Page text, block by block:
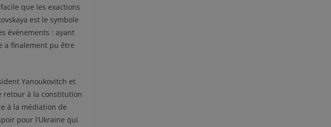
que les exactions
est le symbole
événements : ayant
a finalement pu être
Yanoukovitch et
retour à la constitution
à la médiation de
pour l’Ukraine qui